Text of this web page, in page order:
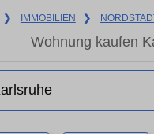
❯ IMMOBILIEN ❯
Wohnung kaufen